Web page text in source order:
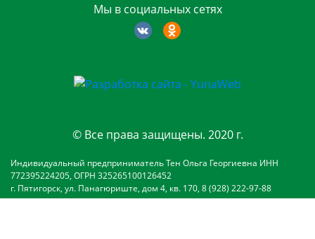
Мы в социальных сетях
© Все права защищены. 2020 г.
Индивидуальный предприниматель Тен Ольга Георгиевна ИНН
772395224205, ОГРН 325265100126452
г. Пятигорск, ул. Панагюриште, дом 4, кв. 170, 8 (928) 222-97-88